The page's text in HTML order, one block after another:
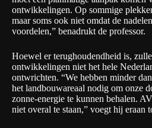
ontwikkelingen. Op sommige
maar soms ook niet omdat de
voordelen,” benadrukt de professor.
Hoewel er terughoudendheid is,
ontwikkelingen niet het hele
ontwrichten. “We hebben minder
het landbouwareaal nodig om onze
zonne-energie te kunnen behalen.
niet overal te staan,” voegt hij eraan